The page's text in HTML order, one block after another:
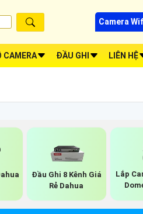
Camera
CAMERA ĐẦU GHI LIÊN HỆ
Đầu Ghi 8 Kênh Giá
Rẻ Dahua
Lắp